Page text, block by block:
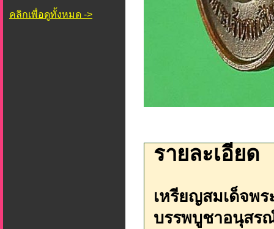
คลิกเพื่อดูทั้งหมด ->
รายละเอียด
เหรียญสมเด็จพร
บรรพบูชาอนุสร